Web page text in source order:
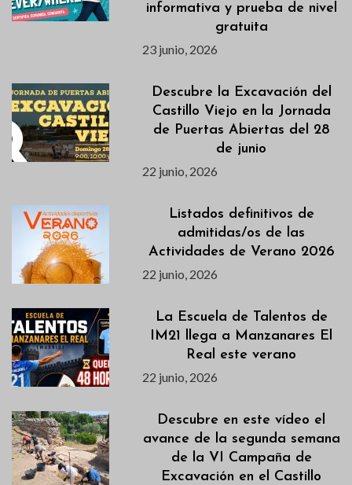
informativa y prueba de nivel
gratuita
23 junio, 2026
Descubre la Excavación del
Castillo Viejo en la Jornada
de Puertas Abiertas del 28
de junio
22 junio, 2026
Listados definitivos de
admitidas/os de las
Actividades de Verano 2026
22 junio, 2026
La Escuela de Talentos de
IM21 llega a Manzanares El
Real este verano
22 junio, 2026
Descubre en este vídeo el
avance de la segunda semana
de la VI Campaña de
Excavación en el Castillo